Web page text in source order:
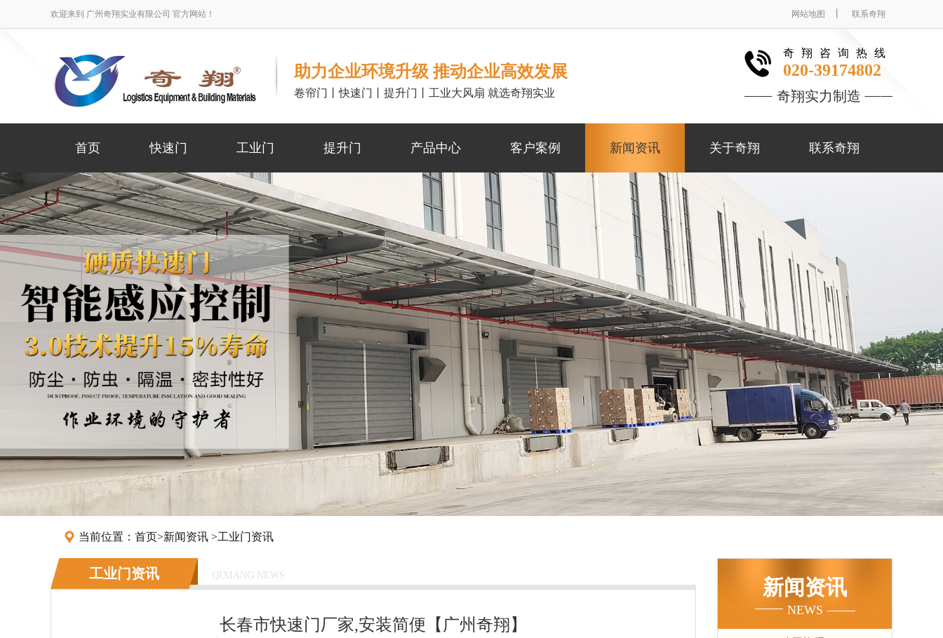
欢迎来到 广州奇翔实业有限公司 官方网站！ 网站地图 联系奇翔
助力企业环境升级 推动企业高效发展
卷帘门丨快速门丨提升门丨工业大风扇 就选奇翔实业
奇翔咨询热线
020-39174802
奇翔实力制造
首页 快速门 工业门 提升门 产品中心 客户案例 新闻资讯 关于奇翔 联系奇翔
当前位置： 首页>新闻资讯 >工业门资讯
工业门资讯 QIXIANG NEWS
长春市快速门厂家,安装简便【广州奇翔】
新闻资讯
NEWS